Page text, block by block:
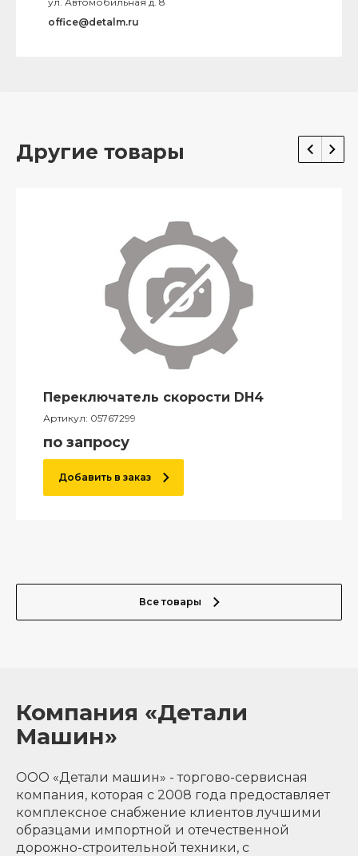
office@detalm.ru
Другие товары
Переключатель скорости DH4
Артикул: 05767299
по запросу
Добавить в заказ
Все товары
Компания «Детали
Машин»
ООО «Детали машин» - торгово-сервисная
компания, которая с 2008 года предоставляет
комплексное снабжение клиентов лучшими
образцами импортной и отечественной
дорожно-строительной техники, с